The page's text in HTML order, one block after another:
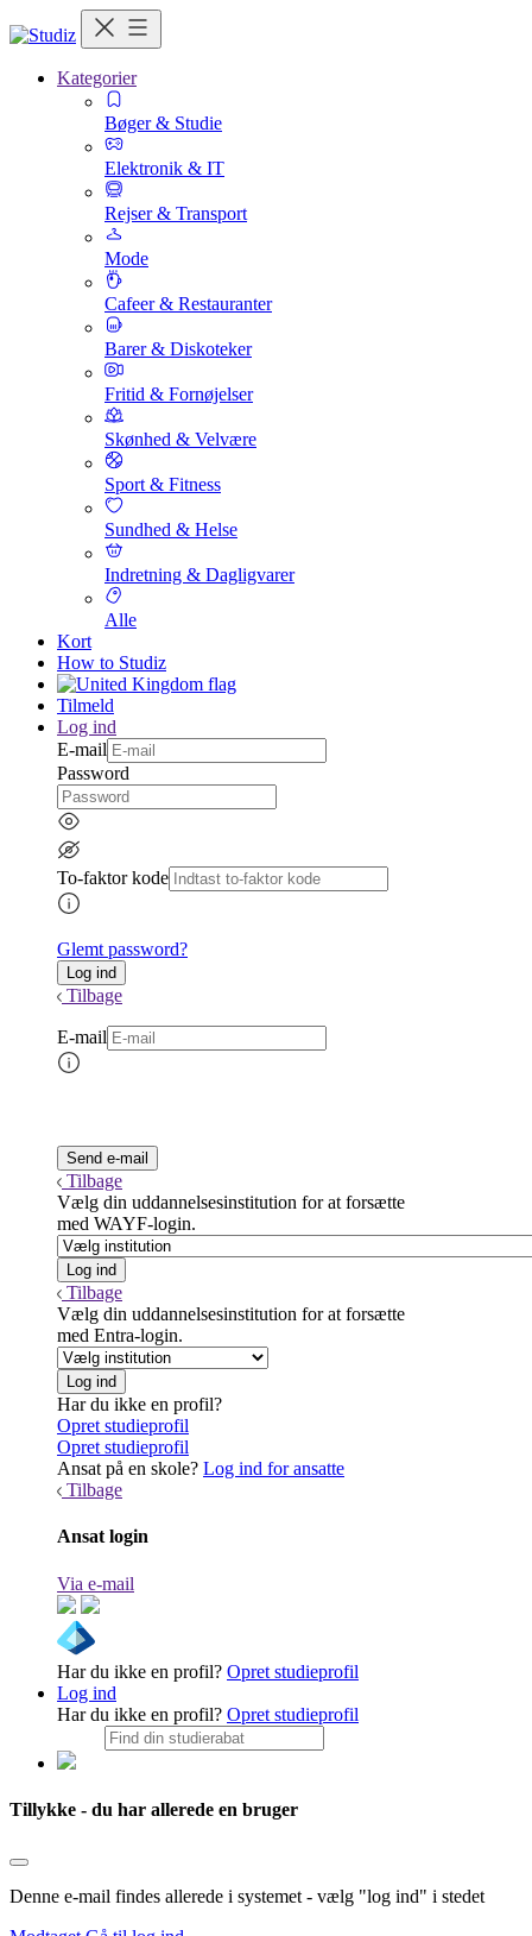
Kategorier
Bøger & Studie
Elektronik & IT
Rejser & Transport
Mode
Cafeer & Restauranter
Barer & Diskoteker
Fritid & Fornøjelser
Skønhed & Velvære
Sport & Fitness
Sundhed & Helse
Indretning & Dagligvarer
Alle
Kort
How to Studiz
Tilmeld
Log ind
E-mail
Password
To-faktor kode
Glemt password?
Tilbage
E-mail
Tilbage
Vælg din uddannelsesinstitution for at forsætte
med WAYF-login.
Tilbage
Vælg din uddannelsesinstitution for at forsætte
med Entra-login.
Har du ikke en profil?
Opret studieprofil
Opret studieprofil
Ansat på en skole? Log ind for ansatte
Tilbage
Ansat login
Via e-mail
Har du ikke en profil? Opret studieprofil
Log ind
Har du ikke en profil? Opret studieprofil
Tillykke - du har allerede en bruger
Denne e-mail findes allerede i systemet - vælg "log ind" i stedet